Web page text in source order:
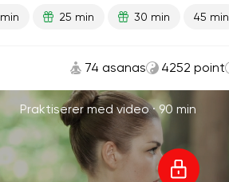
25 min 30 min 45 min
74 asanas 4252 point
Praktiserer med video ·90 min